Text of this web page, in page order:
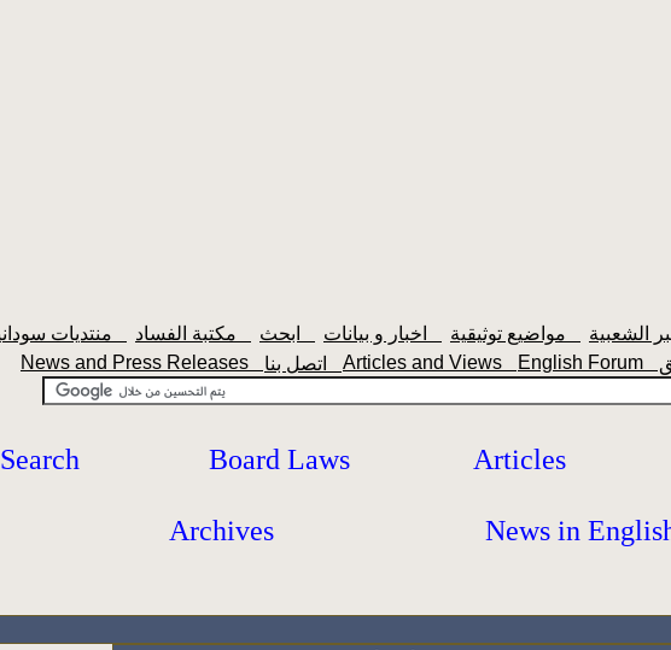
News and Press Releases
Articles and Views English Forum
Search Board Laws Articles
Archives News in